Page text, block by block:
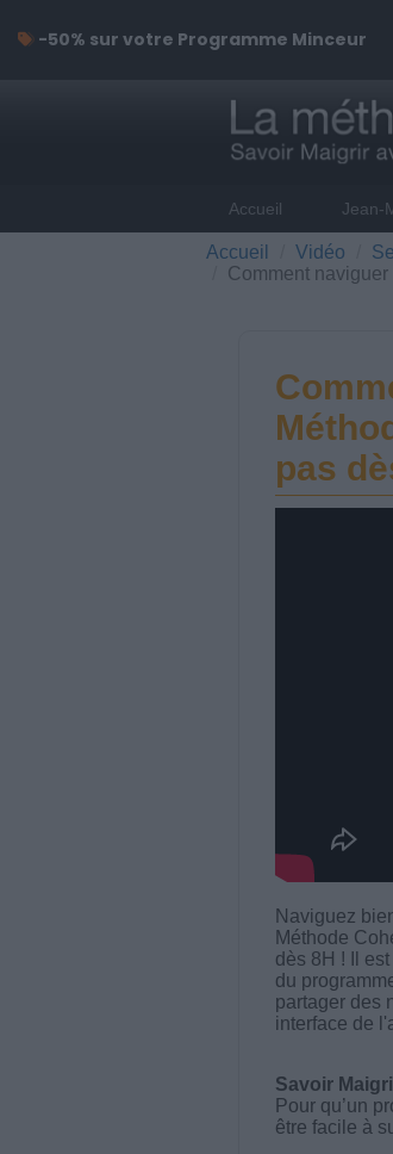
Accueil Jean-
Accueil Vidéo
Comment
pas
Naviguez
Méthode
dès 8H ! Il
du
partager des
interface de
Savoir
Pour qu’un
être facile à
-50% sur votre Programme Minceur